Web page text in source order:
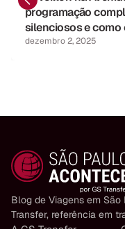
programação
silenciosos e como
dezembro 2, 2025
Blog de Viagens em
Transfer, referência em